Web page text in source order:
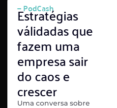
— PodCash
Estratégias
válidadas que
fazem uma
empresa sair
do caos e
crescer
Uma conversa sobre